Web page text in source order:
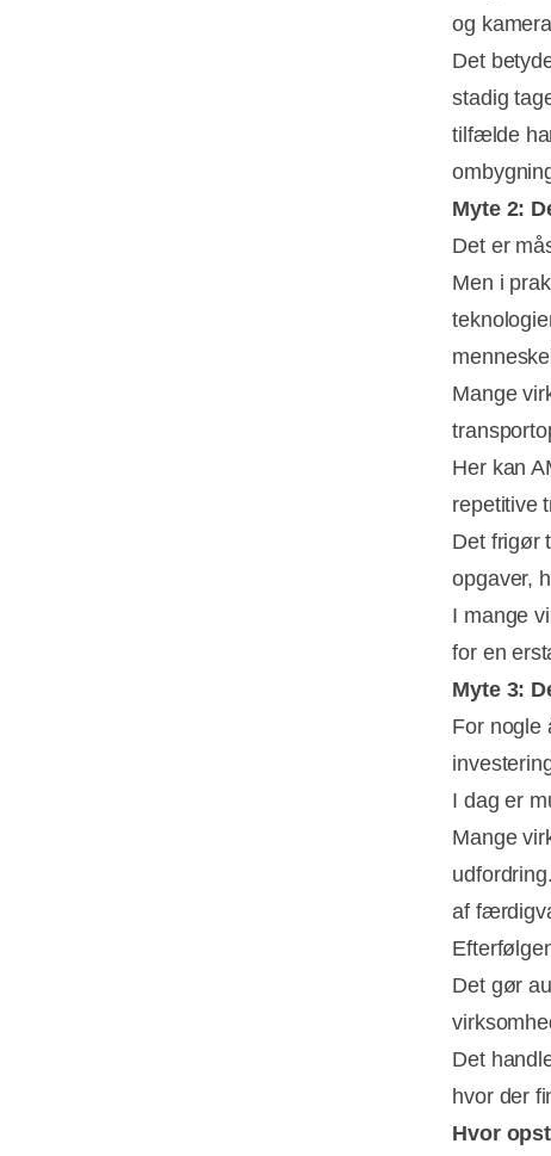
og
Det
stadig
tilfælde
Myte 2:
Det er
Men i
Mange
Her kan
repetitive
Det frigør
opgaver,
I mange
for en
Myte 3:
For nogle
I dag er
Mange
af
Det gør
Det
hvor der
Hvor